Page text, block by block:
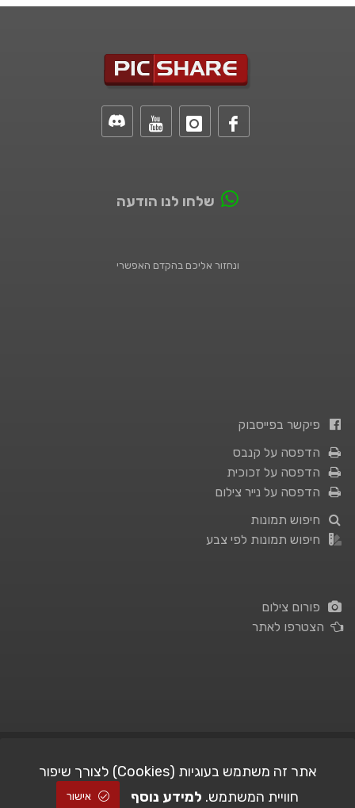
שלחו לנו הודעה
ונחזור אליכם בהקדם האפשרי
פיקשר בפייסבוק
הדפסה על קנבס
הדפסה על זכוכית
הדפסה על נייר צילום
חיפוש תמונות
חיפוש תמונות לפי צבע
פורום צילום
הצטרפו לאתר
© All Rights Reserved | STUDIO101| Picshare.co.il - כל הזכויות שמורות
אתר זה משתמש בעוגיות (Cookies) לצורך שיפור
חוויית המשתמש. למידע נוסף